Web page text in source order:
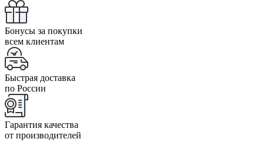
Бонусы за покупки
всем клиентам
Быстрая доставка
по России
Гарантия качества
от производителей